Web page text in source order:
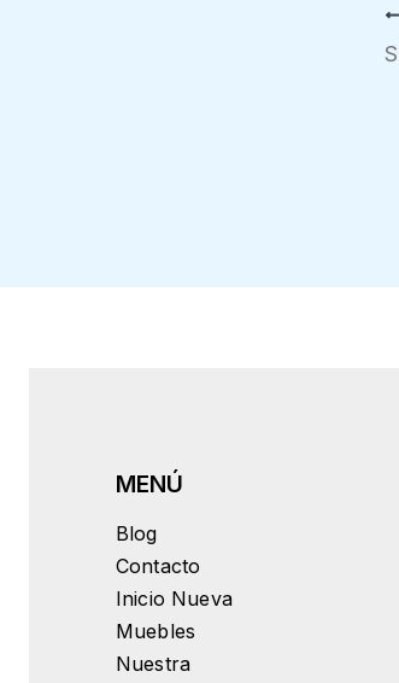
Blog
Contacto
Inicio Nueva
Muebles
Nuestra